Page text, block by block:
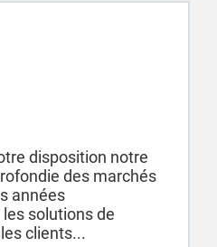
disposition notre
des marchés
années
les solutions de
clients...